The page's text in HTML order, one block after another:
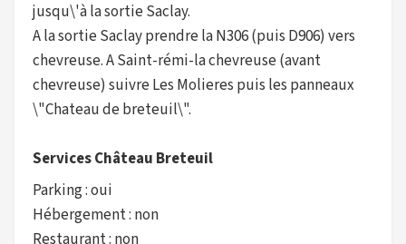
jusqu\'à la sortie Saclay.
A la sortie Saclay prendre la N306 (puis D906) vers
chevreuse. A Saint-rémi-la chevreuse (avant
chevreuse) suivre Les Molieres puis les panneaux
\"Chateau de breteuil\".
Services Château Breteuil
Parking : oui
Hébergement : non
Restaurant : non